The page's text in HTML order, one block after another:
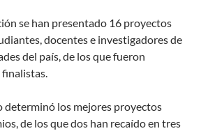
se han presentado 16 proyectos
docentes e investigadores de
del país, de los que fueron
finalistas.
determinó los mejores proyectos
de los que dos han recaído en tres